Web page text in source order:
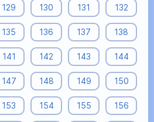
129 130 131 132
135 136 137 138
141 142 143 144
147 148 149 150
153 154 155 156